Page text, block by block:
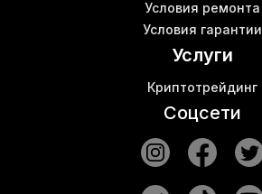
Условия ремонта
Условия гарантии
Услуги
Криптотрейдинг
Соцсети